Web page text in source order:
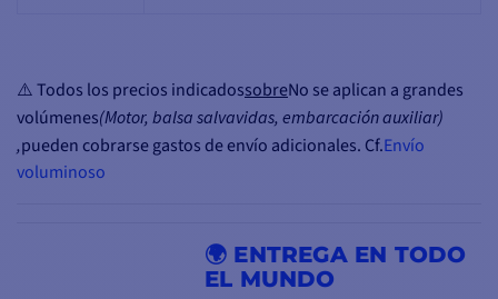
⚠️ Todos los precios indicadossobreNo se aplican a grandes
volúmenes(Motor, balsa salvavidas, embarcación auxiliar)
,pueden cobrarse gastos de envío adicionales. Cf.Envío
voluminoso
🌍 ENTREGA EN TODO
EL MUNDO